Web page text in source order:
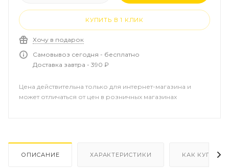
КУПИТЬ В 1 КЛИК
Хочу в подарок
Самовывоз сегодня - бесплатно
Доставка завтра - 390 ₽
Цена действительна только для интернет-магазина и
может отличаться от цен в розничных магазинах
ОПИСАНИЕ ХАРАКТЕРИСТИКИ КАК КУПИТЬ